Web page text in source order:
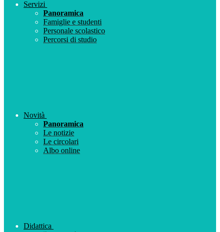
Servizi
Panoramica
Famiglie e studenti
Personale scolastico
Percorsi di studio
Novità
Panoramica
Le notizie
Le circolari
Albo online
Didattica